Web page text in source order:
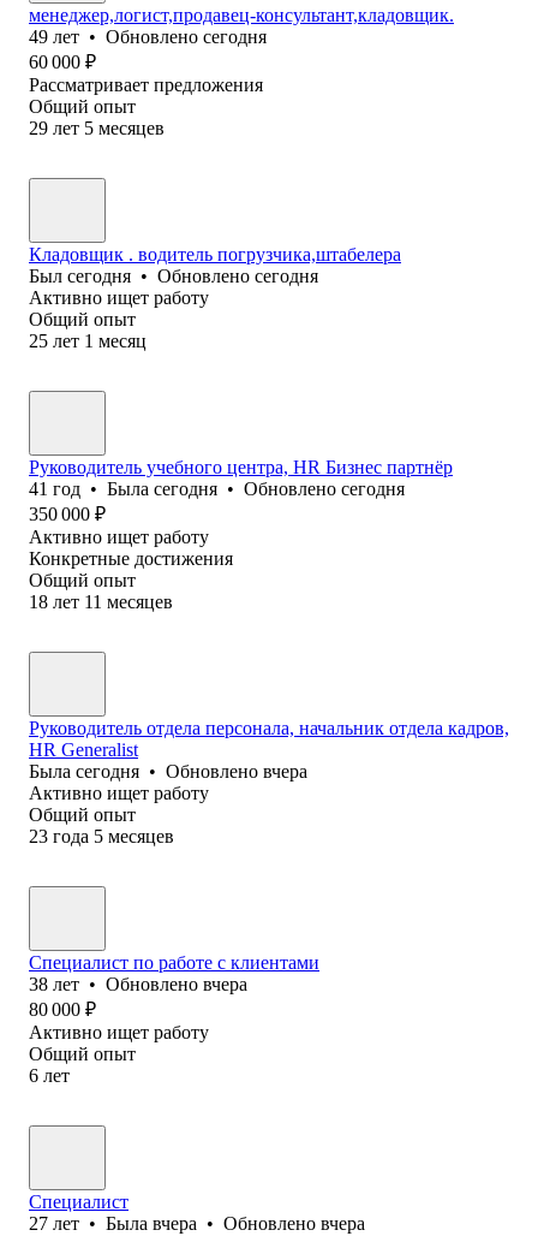
менеджер,логист,продавец-консультант,кладовщик.
49 лет • Обновлено сегодня
60 000 ₽
Рассматривает предложения
Общий опыт
29 лет 5 месяцев
Кладовщик . водитель погрузчика,штабелера
Был сегодня • Обновлено сегодня
Активно ищет работу
Общий опыт
25 лет 1 месяц
Руководитель учебного центра, HR Бизнес партнёр
41 год • Была сегодня • Обновлено сегодня
350 000 ₽
Активно ищет работу
Конкретные достижения
Общий опыт
18 лет 11 месяцев
Руководитель отдела персонала, начальник отдела кадров,
HR Generalist
Была сегодня • Обновлено вчера
Активно ищет работу
Общий опыт
23 года 5 месяцев
Специалист по работе с клиентами
38 лет • Обновлено вчера
80 000 ₽
Активно ищет работу
Общий опыт
6 лет
Специалист
27 лет • Была вчера • Обновлено вчера